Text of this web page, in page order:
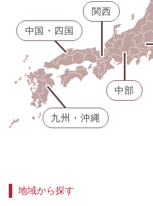
中部
関西
中国・四国
九州・沖縄
地域から探す